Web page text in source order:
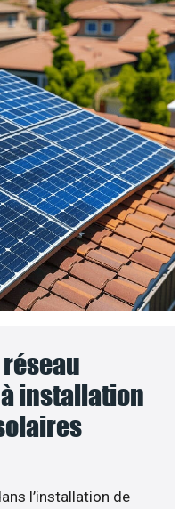
installation
l’installation de